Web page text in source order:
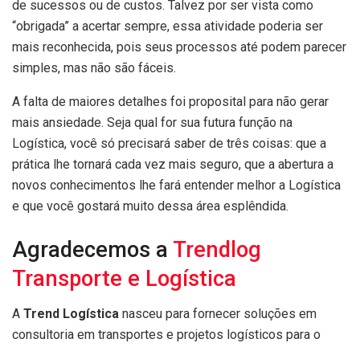
de sucessos ou de custos. Talvez por ser vista como
“obrigada” a acertar sempre, essa atividade poderia ser
mais reconhecida, pois seus processos até podem parecer
simples, mas não são fáceis.
A falta de maiores detalhes foi proposital para não gerar
mais ansiedade. Seja qual for sua futura função na
Logística, você só precisará saber de três coisas: que a
prática lhe tornará cada vez mais seguro, que a abertura a
novos conhecimentos lhe fará entender melhor a Logística
e que você gostará muito dessa área esplêndida.
Agradecemos a Trendlog
Transporte e Logística
A Trend Logística nasceu para fornecer soluções em
consultoria em transportes e projetos logísticos para o